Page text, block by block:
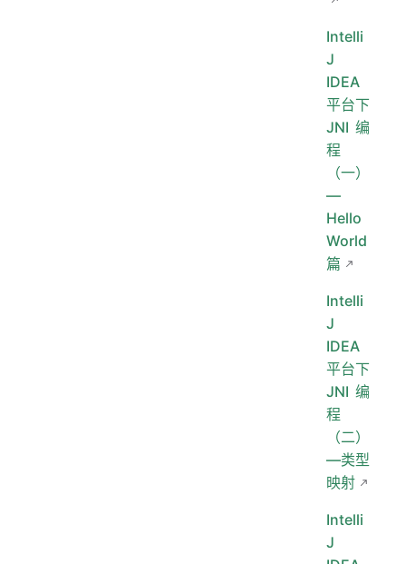
Intelli
J
IDEA
平台下
JNI编
程
（一）
—
Hello
World
篇
Intelli
J
IDEA
平台下
JNI编
程
（二）
—类型
映射
Intelli
J